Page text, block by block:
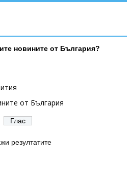
новините от България?
от България
резултатите